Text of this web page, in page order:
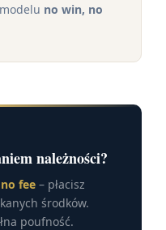
no win, no
należności?
fee – płacisz
środków.
poufność.